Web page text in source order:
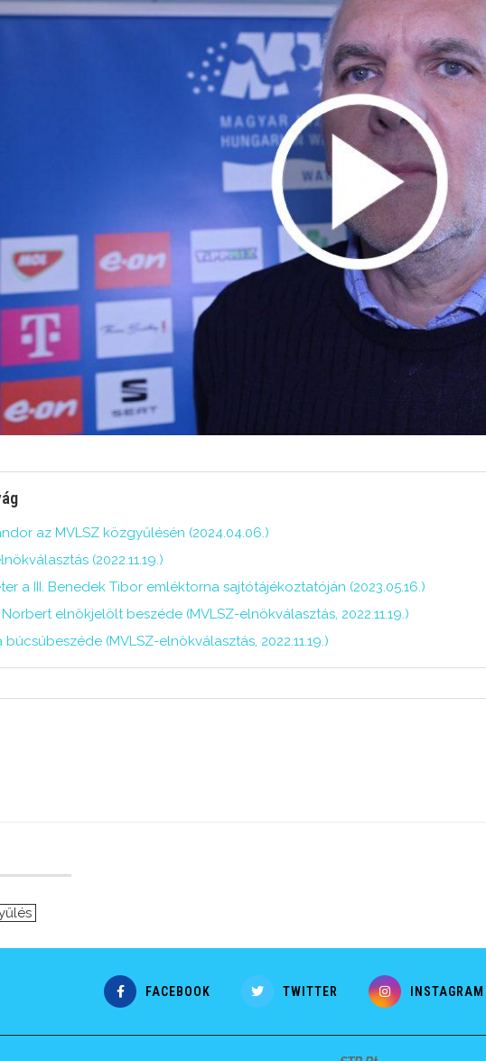
az MVLSZ közgyűlésén (2024.04.06.)
(2022.11.19.)
a III. Benedek Tibor emléktorna sajtótájékoztatóján (2023.05.16.)
elnökjelölt beszéde (MVLSZ-elnökválasztás, 2022.11.19.)
búcsúbeszéde (MVLSZ-elnökválasztás, 2022.11.19.)
FACEBOOK TWITTER INSTAGRAM